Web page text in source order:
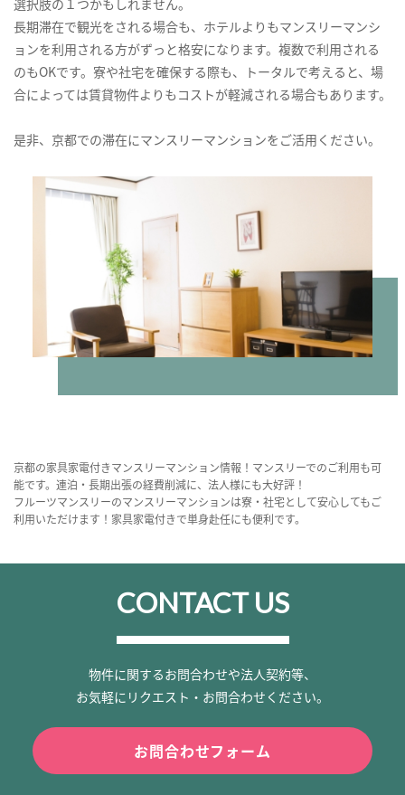
長期滞在で観光をされる場合も、ホテルよりもマンスリーマンシ
ョンを利用される方がずっと格安になります。複数で利用される
のもOKです。寮や社宅を確保する際も、トータルで考えると、場
合によっては賃貸物件よりもコストが軽減される場合もあります。
是非、京都での滞在にマンスリーマンションをご活用ください。
京都の家具家電付きマンスリーマンション情報！マンスリーでのご利用も可
能です。連泊・長期出張の経費削減に、法人様にも大好評！
フルーツマンスリーのマンスリーマンションは寮・社宅として安心してもご
利用いただけます！家具家電付きで単身赴任にも便利です。
CONTACT US
物件に関するお問合わせや法人契約等、
お気軽にリクエスト・お問合わせください。
お問合わせフォーム